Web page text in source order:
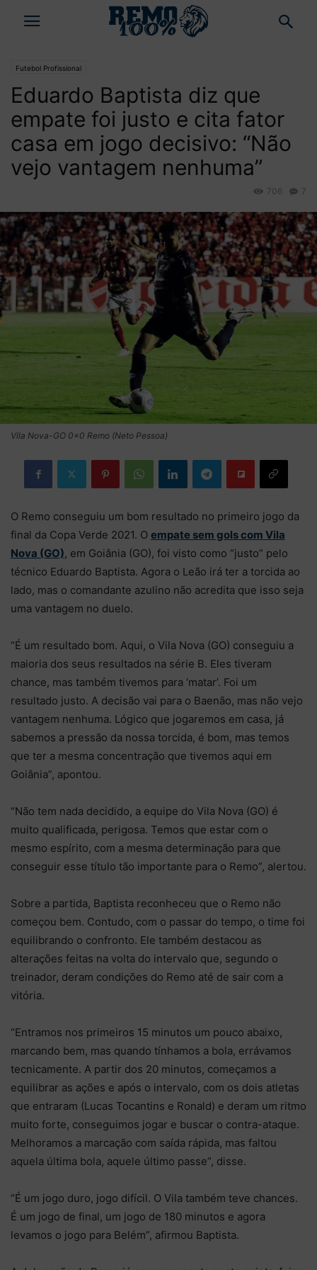
Futebol Profissional
Eduardo Baptista diz que
empate foi justo e cita fator
casa em jogo decisivo: “Não
vejo vantagem nenhuma”
7
706
Vila Nova-GO 0×0 Remo (Neto Pessoa)
O Remo conseguiu um bom resultado no primeiro jogo da
final da Copa Verde 2021. O empate sem gols com Vila
Nova (GO), em Goiânia (GO), foi visto como “justo” pelo
técnico Eduardo Baptista. Agora o Leão irá ter a torcida ao
lado, mas o comandante azulino não acredita que isso seja
uma vantagem no duelo.
“É um resultado bom. Aqui, o Vila Nova (GO) conseguiu a
maioria dos seus resultados na série B. Eles tiveram
chance, mas também tivemos para ‘matar’. Foi um
resultado justo. A decisão vai para o Baenão, mas não vejo
vantagem nenhuma. Lógico que jogaremos em casa, já
sabemos a pressão da nossa torcida, é bom, mas temos
que ter a mesma concentração que tivemos aqui em
Goiânia”, apontou.
“Não tem nada decidido, a equipe do Vila Nova (GO) é
muito qualificada, perigosa. Temos que estar com o
mesmo espírito, com a mesma determinação para que
conseguir esse título tão importante para o Remo”, alertou.
Sobre a partida, Baptista reconheceu que o Remo não
começou bem. Contudo, com o passar do tempo, o time foi
equilibrando o confronto. Ele também destacou as
alterações feitas na volta do intervalo que, segundo o
treinador, deram condições do Remo até de sair com a
vitória.
“Entramos nos primeiros 15 minutos um pouco abaixo,
marcando bem, mas quando tínhamos a bola, errávamos
tecnicamente. A partir dos 20 minutos, começamos a
equilibrar as ações e após o intervalo, com os dois atletas
que entraram (Lucas Tocantins e Ronald) e deram um ritmo
muito forte, conseguimos jogar e buscar o contra-ataque.
Melhoramos a marcação com saída rápida, mas faltou
aquela última bola, aquele último passe”, disse.
“É um jogo duro, jogo difícil. O Vila também teve chances.
É um jogo de final, um jogo de 180 minutos e agora
levamos o jogo para Belém”, afirmou Baptista.